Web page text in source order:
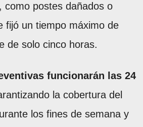
como postes dañados o
fijó un tiempo máximo de
de solo cinco horas.
funcionarán las 24
la cobertura del
los fines de semana y